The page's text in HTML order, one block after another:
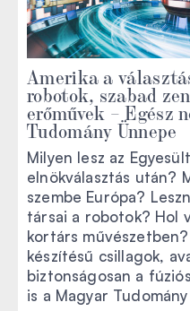
Amerika a
robotok, szabad
erőművek – Egész
Tudomány Ünnepe
Milyen lesz az
elnökválasztás után?
szembe Európa?
társai a robotok? Hol
kortárs
készítésű csillagok,
biztonságosan a
is a Magyar